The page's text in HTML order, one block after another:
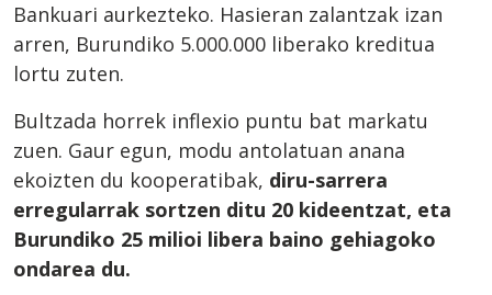
Bankuari aurkezteko. Hasieran zalantzak izan
arren, Burundiko 5.000.000 liberako kreditua
lortu zuten.
Bultzada horrek inflexio puntu bat markatu
zuen. Gaur egun, modu antolatuan anana
ekoizten du kooperatibak, diru-sarrera
erregularrak sortzen ditu 20 kideentzat, eta
Burundiko 25 milioi libera baino gehiagoko
ondarea du.